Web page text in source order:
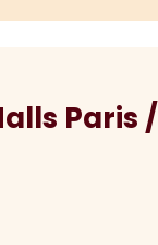
Paris /